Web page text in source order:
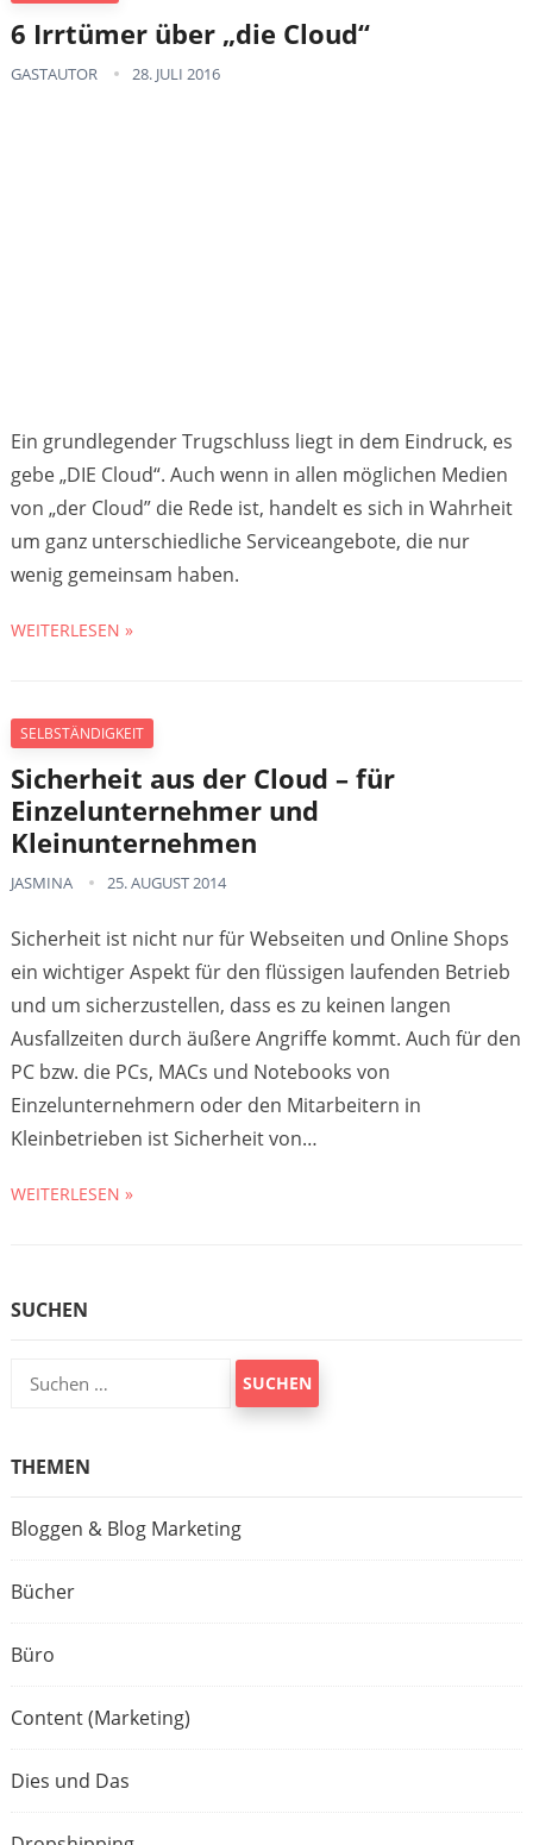
6 Irrtümer über „die Cloud“
GASTAUTOR 28. JULI 2016
Ein grundlegender Trugschluss liegt in dem Eindruck, es
gebe „DIE Cloud“. Auch wenn in allen möglichen Medien
von „der Cloud” die Rede ist, handelt es sich in Wahrheit
um ganz unterschiedliche Serviceangebote, die nur
wenig gemeinsam haben.
WEITERLESEN »
SELBSTÄNDIGKEIT
Sicherheit aus der Cloud – für
Einzelunternehmer und
Kleinunternehmen
JASMINA 25. AUGUST 2014
Sicherheit ist nicht nur für Webseiten und Online Shops
ein wichtiger Aspekt für den flüssigen laufenden Betrieb
und um sicherzustellen, dass es zu keinen langen
Ausfallzeiten durch äußere Angriffe kommt. Auch für den
PC bzw. die PCs, MACs und Notebooks von
Einzelunternehmern oder den Mitarbeitern in
Kleinbetrieben ist Sicherheit von…
WEITERLESEN »
SUCHEN
Suchen
nach:
THEMEN
Bloggen & Blog Marketing
Bücher
Büro
Content (Marketing)
Dies und Das